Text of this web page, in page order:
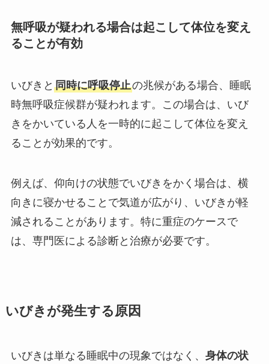
無呼吸が疑われる場合は起こして体位を変え
ることが有効
いびきと 同時に呼吸停止の兆候がある場合、睡眠
時無呼吸症候群が疑われます。この場合は、いび
きをかいている人を一時的に起こして体位を変え
ることが効果的です。
例えば、仰向けの状態でいびきをかく場合は、横
向きに寝かせることで気道が広がり、いびきが軽
減されることがあります。特に重症のケースで
は、専門医による診断と治療が必要です。
いびきが発生する原因
いびきは単なる睡眠中の現象ではなく、 身体の状